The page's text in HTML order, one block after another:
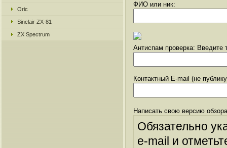
Oric
Sinclair ZX-81
ZX Spectrum
ФИО или ник:
Антиспам проверка: Введите
Контактный E-mail (не
Написать свою версию
Обязательно
e-mail и